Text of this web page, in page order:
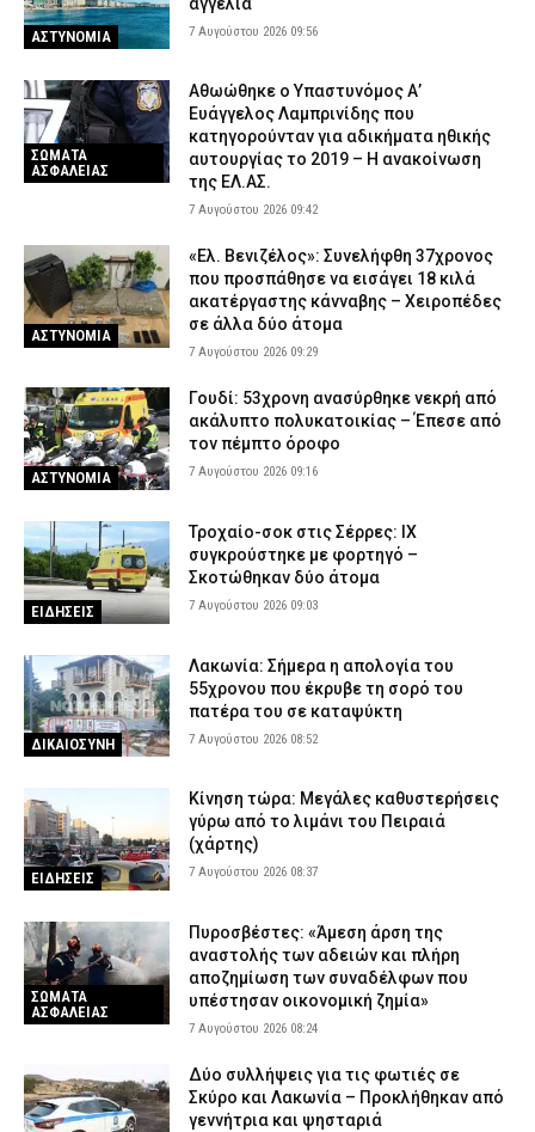
ΕΙΔΗΣΕΙΣ 6 Αυγούστου 2026 20:34
ΑΣΤΥΝΟΜΙΑ 7 Αυγούστου 2026 09:56
ΣΩΜΑΤΑ
ΑΣΦΑΛΕΙΑΣ
Αθωώθηκε ο Υπαστυνόμος Α’
Ευάγγελος Λαμπρινίδης που
κατηγορούνταν για αδικήματα ηθικής
αυτουργίας το 2019 – Η ανακοίνωση
της ΕΛ.ΑΣ.
7 Αυγούστου 2026 09:42
ΑΣΤΥΝΟΜΙΑ
«Ελ. Βενιζέλος»: Συνελήφθη 37χρονος
που προσπάθησε να εισάγει 18 κιλά
ακατέργαστης κάνναβης – Χειροπέδες
σε άλλα δύο άτομα
7 Αυγούστου 2026 09:29
ΑΣΤΥΝΟΜΙΑ
Γουδί: 53χρονη ανασύρθηκε νεκρή από
ακάλυπτο πολυκατοικίας – Έπεσε από
τον πέμπτο όροφο
7 Αυγούστου 2026 09:16
ΕΙΔΗΣΕΙΣ
Τροχαίο-σοκ στις Σέρρες: ΙΧ
συγκρούστηκε με φορτηγό –
Σκοτώθηκαν δύο άτομα
7 Αυγούστου 2026 09:03
ΔΙΚΑΙΟΣΥΝΗ
Λακωνία: Σήμερα η απολογία του
55χρονου που έκρυβε τη σορό του
πατέρα του σε καταψύκτη
7 Αυγούστου 2026 08:52
ΕΙΔΗΣΕΙΣ
Κίνηση τώρα: Μεγάλες καθυστερήσεις
γύρω από το λιμάνι του Πειραιά
(χάρτης)
7 Αυγούστου 2026 08:37
ΣΩΜΑΤΑ
ΑΣΦΑΛΕΙΑΣ
Πυροσβέστες: «Άμεση άρση της
αναστολής των αδειών και πλήρη
αποζημίωση των συναδέλφων που
υπέστησαν οικονομική ζημία»
7 Αυγούστου 2026 08:24
Δύο συλλήψεις για τις φωτιές σε
Σκύρο και Λακωνία – Προκλήθηκαν από
γεννήτρια και ψησταριά